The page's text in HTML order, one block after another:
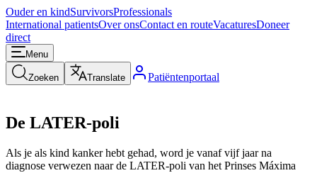
Ouder en kindSurvivorsProfessionals
International patientsOver onsContact en routeVacaturesDoneer
direct
Menu
Zoeken Translate Patiëntenportaal
De LATER-poli
Als je als kind kanker hebt gehad, word je vanaf vijf jaar na
diagnose verwezen naar de LATER-poli van het Prinses Máxima